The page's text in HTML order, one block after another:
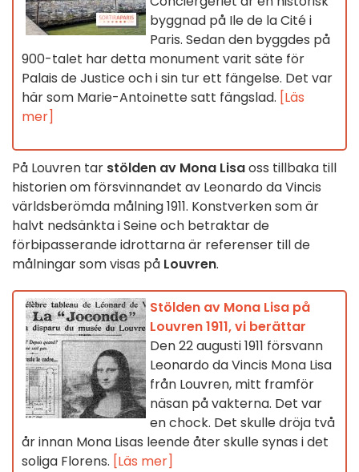
byggnad på Ile de la Cité i
Paris. Sedan den byggdes på
900-talet har detta monument varit säte för
Palais de Justice och i sin tur ett fängelse. Det var
här som Marie-Antoinette satt fängslad. [Läs
mer]
På Louvren tar stölden av Mona Lisaoss tillbaka till
historien om försvinnandet av Leonardo da Vincis
världsberömda målning 1911. Konstverken som är
halvt nedsänkta i Seine och betraktar de
förbipasserande idrottarna är referenser till de
målningar som visas på Louvren.
Stölden av Mona Lisa på
Louvren 1911, vi berättar
Den 22 augusti 1911 försvann
Leonardo da Vincis Mona Lisa
från Louvren, mitt framför
näsan på vakterna. Det var
en chock. Det skulle dröja två
år innan Mona Lisas leende åter skulle synas i det
soliga Florens. [Läs mer]